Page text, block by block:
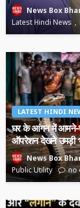
News Box
Latest Hindi News
LATEST HINDI
घर के आंगन में आमने-
ऑपरेशन देखने उमड़ी
News Box
Public Utility
no